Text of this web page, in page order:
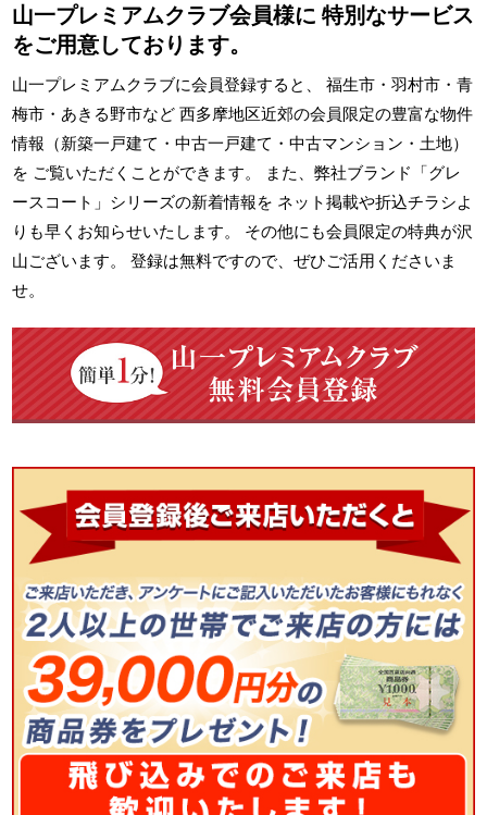
山一プレミアムクラブ会員様に特別なサービス
をご用意しております。
山一プレミアムクラブに会員登録すると、 福生市・羽村市・青
梅市・あきる野市など 西多摩地区近郊の会員限定の豊富な物件
情報（新築一戸建て・中古一戸建て・中古マンション・土地）
を ご覧いただくことができます。 また、弊社ブランド「グレ
ースコート」シリーズの新着情報を ネット掲載や折込チラシよ
りも早くお知らせいたします。 その他にも会員限定の特典が沢
山ございます。 登録は無料ですので、ぜひご活用くださいま
せ。